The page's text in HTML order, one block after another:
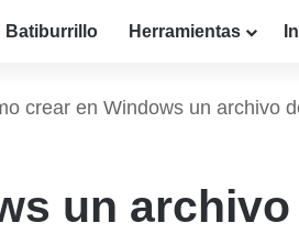
Batiburrillo Herramientas
crear en Windows un archivo
un